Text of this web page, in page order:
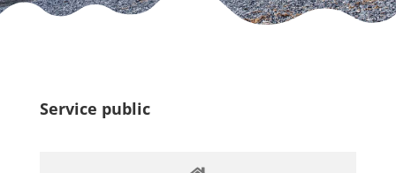
Service public